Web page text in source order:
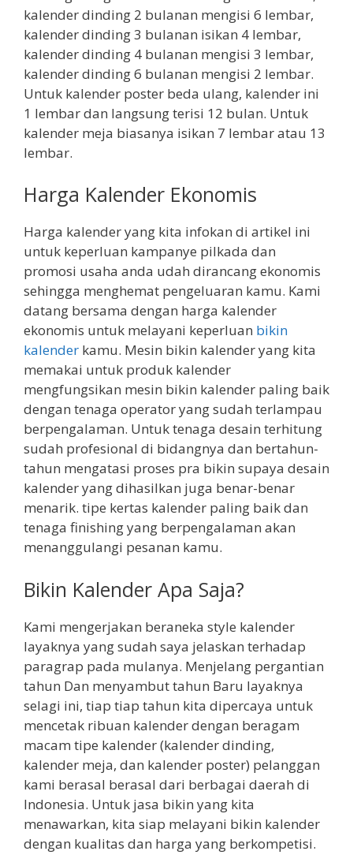
kalender dinding 2 bulanan mengisi 6 lembar,
kalender dinding 3 bulanan isikan 4 lembar,
kalender dinding 4 bulanan mengisi 3 lembar,
kalender dinding 6 bulanan mengisi 2 lembar.
Untuk kalender poster beda ulang, kalender ini
1 lembar dan langsung terisi 12 bulan. Untuk
kalender meja biasanya isikan 7 lembar atau 13
lembar.
Harga Kalender Ekonomis
Harga kalender yang kita infokan di artikel ini
untuk keperluan kampanye pilkada dan
promosi usaha anda udah dirancang ekonomis
sehingga menghemat pengeluaran kamu. Kami
datang bersama dengan harga kalender
ekonomis untuk melayani keperluan bikin
kalender kamu. Mesin bikin kalender yang kita
memakai untuk produk kalender
mengfungsikan mesin bikin kalender paling baik
dengan tenaga operator yang sudah terlampau
berpengalaman. Untuk tenaga desain terhitung
sudah profesional di bidangnya dan bertahun-
tahun mengatasi proses pra bikin supaya desain
kalender yang dihasilkan juga benar-benar
menarik. tipe kertas kalender paling baik dan
tenaga finishing yang berpengalaman akan
menanggulangi pesanan kamu.
Bikin Kalender Apa Saja?
Kami mengerjakan beraneka style kalender
layaknya yang sudah saya jelaskan terhadap
paragrap pada mulanya. Menjelang pergantian
tahun Dan menyambut tahun Baru layaknya
selagi ini, tiap tiap tahun kita dipercaya untuk
mencetak ribuan kalender dengan beragam
macam tipe kalender (kalender dinding,
kalender meja, dan kalender poster) pelanggan
kami berasal berasal dari berbagai daerah di
Indonesia. Untuk jasa bikin yang kita
menawarkan, kita siap melayani bikin kalender
dengan kualitas dan harga yang berkompetisi.